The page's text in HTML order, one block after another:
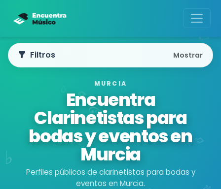
MURCIA
Encuentra
Clarinetistas para
bodas y eventos en
Murcia
Perfiles públicos de clarinetistas para bodas y
eventos en Murcia.
Filtros Mostrar